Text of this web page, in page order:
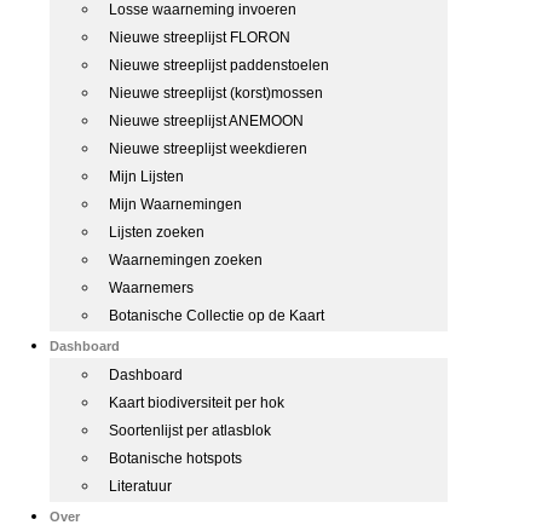
Losse waarneming invoeren
Nieuwe streeplijst FLORON
Nieuwe streeplijst paddenstoelen
Nieuwe streeplijst (korst)mossen
Nieuwe streeplijst ANEMOON
Nieuwe streeplijst weekdieren
Mijn Lijsten
Mijn Waarnemingen
Lijsten zoeken
Waarnemingen zoeken
Waarnemers
Botanische Collectie op de Kaart
Dashboard
Dashboard
Kaart biodiversiteit per hok
Soortenlijst per atlasblok
Botanische hotspots
Literatuur
Over